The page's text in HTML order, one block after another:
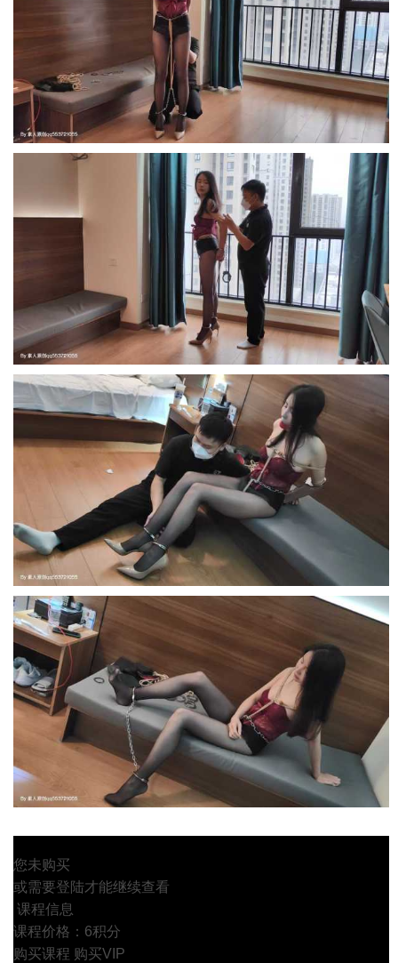
您未购买
或需要登陆才能继续查看
课程信息
课程价格：6积分
购买课程 购买VIP